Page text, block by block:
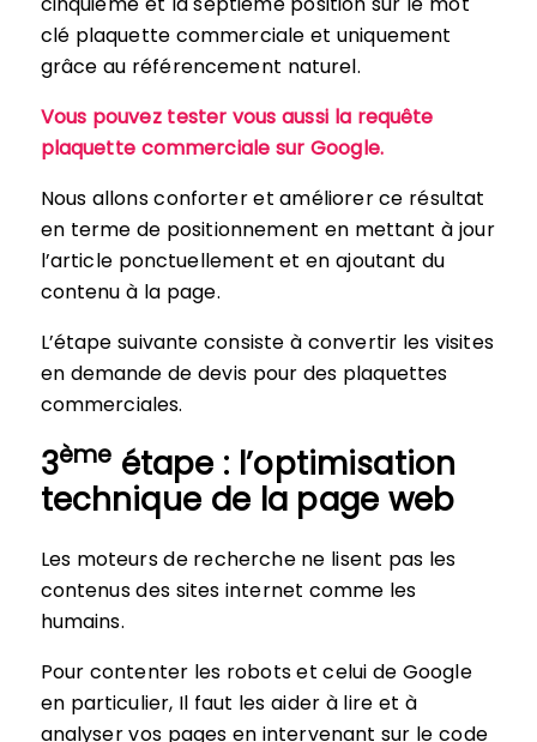
clé plaquette commerciale et uniquement
grâce au référencement naturel.
Vous pouvez tester vous aussi la requête
plaquette commerciale sur Google.
Nous allons conforter et améliorer ce résultat
en terme de positionnement en mettant à jour
l’article ponctuellement et en ajoutant du
contenu à la page.
L’étape suivante consiste à convertir les visites
en demande de devis pour des plaquettes
commerciales.
3ème étape : l’optimisation
technique de la page web
Les moteurs de recherche ne lisent pas les
contenus des sites internet comme les
humains.
Pour contenter les robots et celui de Google
en particulier, Il faut les aider à lire et à
analyser vos pages en intervenant sur le code